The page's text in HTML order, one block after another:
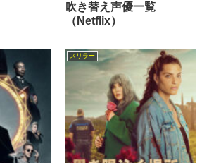
吹き替え声優一覧
（Netflix）
スリラー